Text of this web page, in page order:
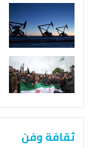
ثقافة وفن